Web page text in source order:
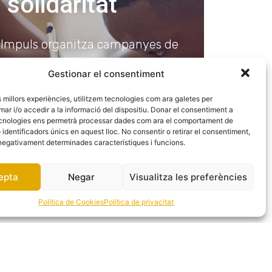
Gestionar el consentiment
millors experiències, utilitzem tecnologies com ara galetes per
i/o accedir a la informació del dispositiu. Donar el consentiment a
ens permetrà processar dades com ara el comportament de
identificadors únics en aquest lloc. No consentir o retirar el consentiment,
determinades característiques i funcions.
Negar Visualitza les preferències
Política de CookiesPolítica de privacitat
Impuls organitza campanyes de
sensibilització i col·labora amb
projectes solidaris d’àmbit
educatiu en països en vies de
desenvolupament.